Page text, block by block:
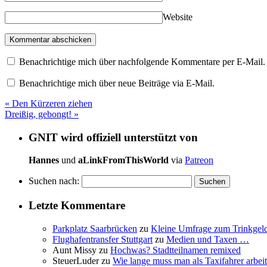
Website
Benachrichtige mich über nachfolgende Kommentare per E-Mail.
Benachrichtige mich über neue Beiträge via E-Mail.
« Den Kürzeren ziehen
Dreißig, gebongt! »
GNIT wird offiziell unterstützt von
Hannes und aLinkFromThisWorld via Patreon
Suchen nach:
Letzte Kommentare
Parkplatz Saarbrücken zu Kleine Umfrage zum
Flughafentransfer Stuttgart zu Medien und Taxen …
Aunt Missy zu Hochwas? Stadtteilnamen remixed
SteuerLuderzu Wie lange muss man als Taxifahrer